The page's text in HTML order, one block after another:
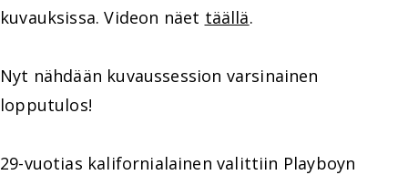
kuvauksissa. Videon näet täällä.
Nyt nähdään kuvaussession varsinainen
lopputulos!
29-vuotias kalifornialainen valittiin Playboyn